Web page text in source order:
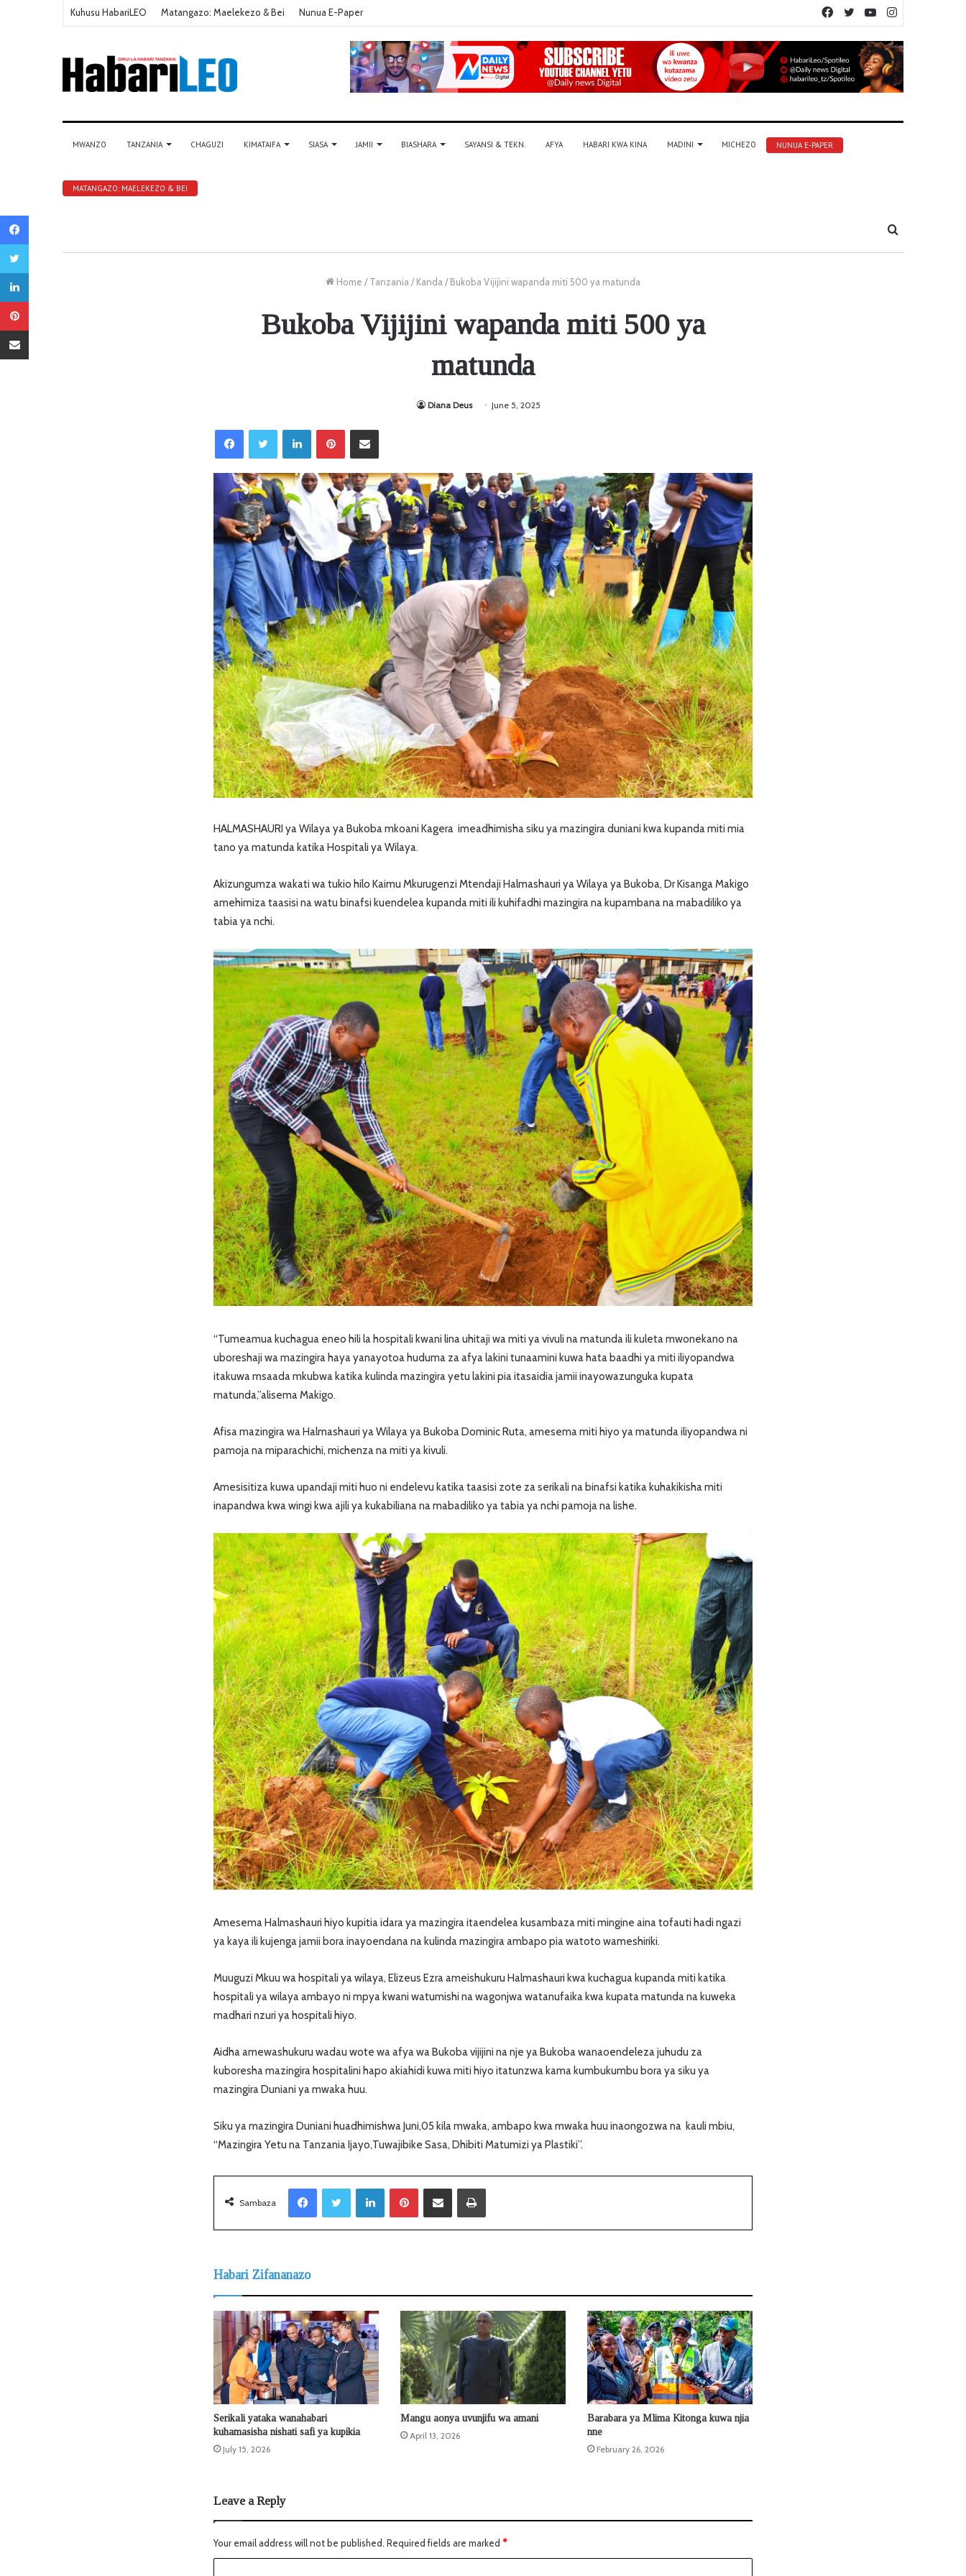
Kuhusu HabariLEO Matangazo: Maelekezo & Bei Nunua E-Paper YouTube
Twitter
Facebook
MWANZO TANZANIA CHAGUZI KIMATAIFA SIASA JAMII BIASHARA SAYANSI & TEKN. AFYA HABARI KWA KINA MADINI MICHEZO NUNUA E-PAPER
MATANGAZO: MAELEKEZO & BEI
Tafuta
Home / Tanzania / Kanda / Bukoba Vijijini wapanda miti 500 ya matunda
Bukoba Vijijini wapanda miti 500 ya
matunda
Diana Deus June 5, 2025
LinkedIn
HALMASHAURI ya Wilaya ya Bukoba mkoani Kagera imeadhimisha siku ya mazingira duniani kwa kupanda miti mia
tano ya matunda katika Hospitali ya Wilaya.
Akizungumza wakati wa tukio hilo Kaimu Mkurugenzi Mtendaji Halmashauri ya Wilaya ya Bukoba, Dr Kisanga Makigo
amehimiza taasisi na watu binafsi kuendelea kupanda miti ili kuhifadhi mazingira na kupambana na mabadiliko ya
tabia ya nchi.
“Tumeamua kuchagua eneo hili la hospitali kwani lina uhitaji wa miti ya vivuli na matunda ili kuleta mwonekano na
uboreshaji wa mazingira haya yanayotoa huduma za afya lakini tunaamini kuwa hata baadhi ya miti iliyopandwa
itakuwa msaada mkubwa katika kulinda mazingira yetu lakini pia itasaidia jamii inayowazunguka kupata
matunda,”alisema Makigo.
Afisa mazingira wa Halmashauri ya Wilaya ya Bukoba Dominic Ruta, amesema miti hiyo ya matunda iliyopandwa ni
pamoja na miparachichi, michenza na miti ya kivuli.
Amesisitiza kuwa upandaji miti huo ni endelevu katika taasisi zote za serikali na binafsi katika kuhakikisha miti
inapandwa kwa wingi kwa ajili ya kukabiliana na mabadiliko ya tabia ya nchi pamoja na lishe.
Amesema Halmashauri hiyo kupitia idara ya mazingira itaendelea kusambaza miti mingine aina tofauti hadi ngazi
ya kaya ili kujenga jamii bora inayoendana na kulinda mazingira ambapo pia watoto wameshiriki.
Muuguzi Mkuu wa hospitali ya wilaya, Elizeus Ezra ameishukuru Halmashauri kwa kuchagua kupanda miti katika
hospitali ya wilaya ambayo ni mpya kwani watumishi na wagonjwa watanufaika kwa kupata matunda na kuweka
madhari nzuri ya hospitali hiyo.
Aidha amewashukuru wadau wote wa afya wa Bukoba vijijini na nje ya Bukoba wanaoendeleza juhudu za
kuboresha mazingira hospitalini hapo akiahidi kuwa miti hiyo itatunzwa kama kumbukumbu bora ya siku ya
mazingira Duniani ya mwaka huu.
Siku ya mazingira Duniani huadhimishwa Juni,05 kila mwaka, ambapo kwa mwaka huu inaongozwa na kauli mbiu,
“Mazingira Yetu na Tanzania Ijayo,Tuwajibike Sasa, Dhibiti Matumizi ya Plastiki”.
Sambaza
LinkedIn Sambaza kupitia barua pepe
Habari Zifananazo
Serikali yataka wanahabari
kuhamasisha nishati safi ya kupikia
July 15, 2026
Mangu aonya uvunjifu wa amani
April 13, 2026
Barabara ya Mlima Kitonga kuwa njia
nne
February 26, 2026
Leave a Reply
Your email address will not be published. Required fields are marked *